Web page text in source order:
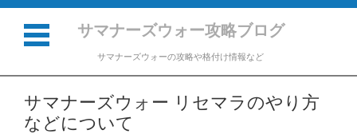
サマナーズウォー攻略ブログ
サマナーズウォーの攻略や格付け情報など
コンテンツに移動
サマナーズウォー リセマラのやり方
などについて